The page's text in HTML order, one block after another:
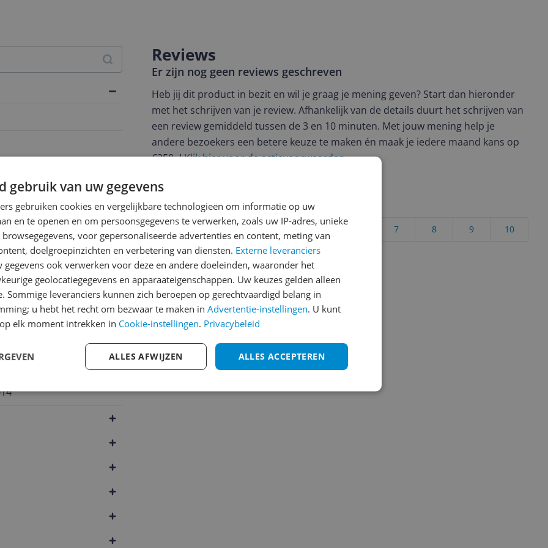
Reviews
Er zijn nog geen reviews geschreven
Heb jij dit product in bezit en wil je graag je mening geven? Start dan hieronder
met het schrijven van je review. Afhankelijk van de details duurt het schrijven van
een review gemiddeld tussen de 3 en 10 minuten. Met jouw mening help je
andere bezoekers een betere keuze te maken én maak je iedere maand kans op
€250,-!Klik hier voor de actievoorwaarden.
Cijfer
Welk cijfer geef jij dit product?
10
9
8
7
1
Vraag 1 van 4
gebruik van uw gegevens
gebruiken cookies en vergelijkbare technologieën om informatie op uw
en te openen en om persoonsgegevens te verwerken, zoals uw IP-adres, unieke
voor gepersonaliseerde advertenties en content, meting van
doelgroepinzichten en verbetering van diensten. Externe leveranciers
gegevens ook verwerken voor deze en andere doeleinden, waaronder het
geolocatiegegevens en apparaateigenschappen. Uw keuzes gelden alleen
Sommige leveranciers kunnen zich beroepen op gerechtvaardigd belang in
u hebt het recht om bezwaar te maken in Advertentie-instellingen. U kunt
elk moment intrekken in Cookie-instellingen. Privacybeleid
ALLES ACCEPTEREN
ALLES AFWIJZEN